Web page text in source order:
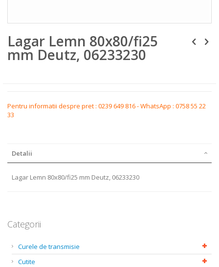
to
the
beginning
Lagar Lemn 80x80/fi25
mm Deutz, 06233230
Pentru informatii despre pret : 0239 649 816 - WhatsApp : 0758 55 22
33
Detalii
Lagar Lemn 80x80/fi25 mm Deutz, 06233230
Categorii
Curele de transmisie
Cutite